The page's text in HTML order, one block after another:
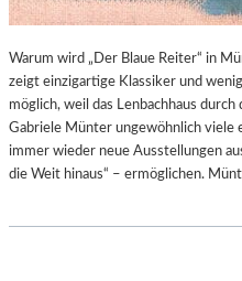
Warum wird „Der Blaue Reiter“ in
zeigt einzigartige Klassiker und
möglich, weil das Lenbachhaus
Gabriele Münter ungewöhnlich viele
immer wieder neue Ausstellungen
die Weit hinaus“ – ermöglichen.